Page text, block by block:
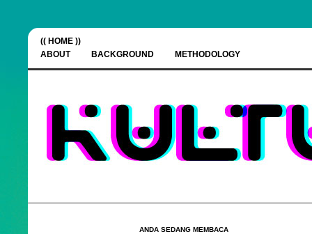
(( HOME ))
ABOUT
BACKGROUND METHODOLOGY
ANDA SEDANG MEMBACA